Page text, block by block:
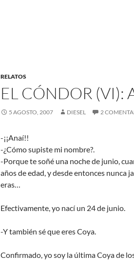
RELATOS
EL CÓNDOR (VI):
5 AGOSTO, 2007 DIESEL 2
-¡¡Anaí!!
-¿Cómo supiste mi nombre?.
-Porque te soñé una noche de junio,
años de edad, y desde entonces nunca
eras…
Efectivamente, yo nací un 24 de junio.
-Y también sé que eres Coya.
Confirmado, yo soy la última Coya de